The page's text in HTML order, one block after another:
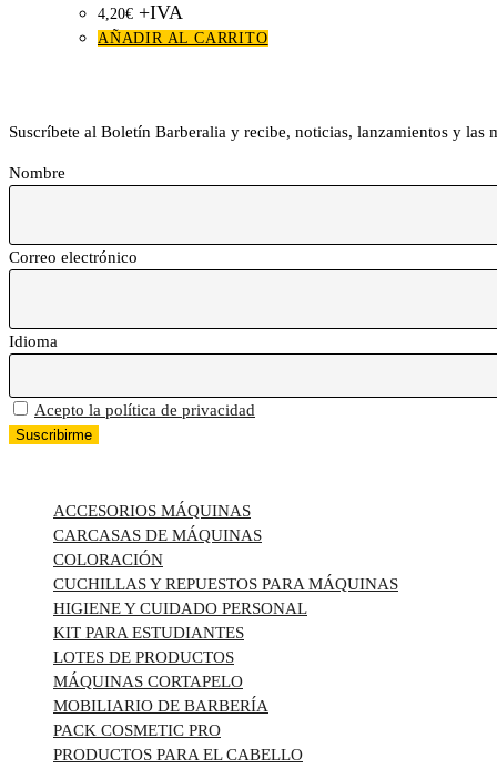
Suscríbete al Boletín Barberalia y recibe, noticias, lanzamientos y las
Nombre
Correo electrónico
Idioma
Acepto la política de privacidad
ACCESORIOS MÁQUINAS
CARCASAS DE MÁQUINAS
COLORACIÓN
CUCHILLAS Y REPUESTOS PARA MÁQUINAS
HIGIENE Y CUIDADO PERSONAL
KIT PARA ESTUDIANTES
LOTES DE PRODUCTOS
MÁQUINAS CORTAPELO
MOBILIARIO DE BARBERÍA
PACK COSMETIC PRO
PRODUCTOS PARA EL CABELLO
4,20€ +IVA
AÑADIR AL CARRITO